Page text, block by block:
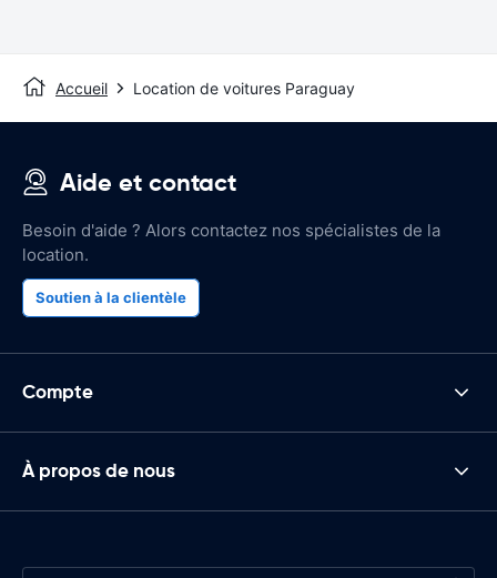
Accueil Location de voitures Paraguay
Aide et contact
Besoin d'aide ? Alors contactez nos spécialistes de la
location.
Soutien à la clientèle
Compte
À propos de nous